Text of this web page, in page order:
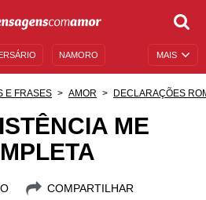
MAIS
NAMORO
DE ANIVERSÁRIO
E FRASES AMOR DECLARAÇÕES
ME
COMPARTILHAR